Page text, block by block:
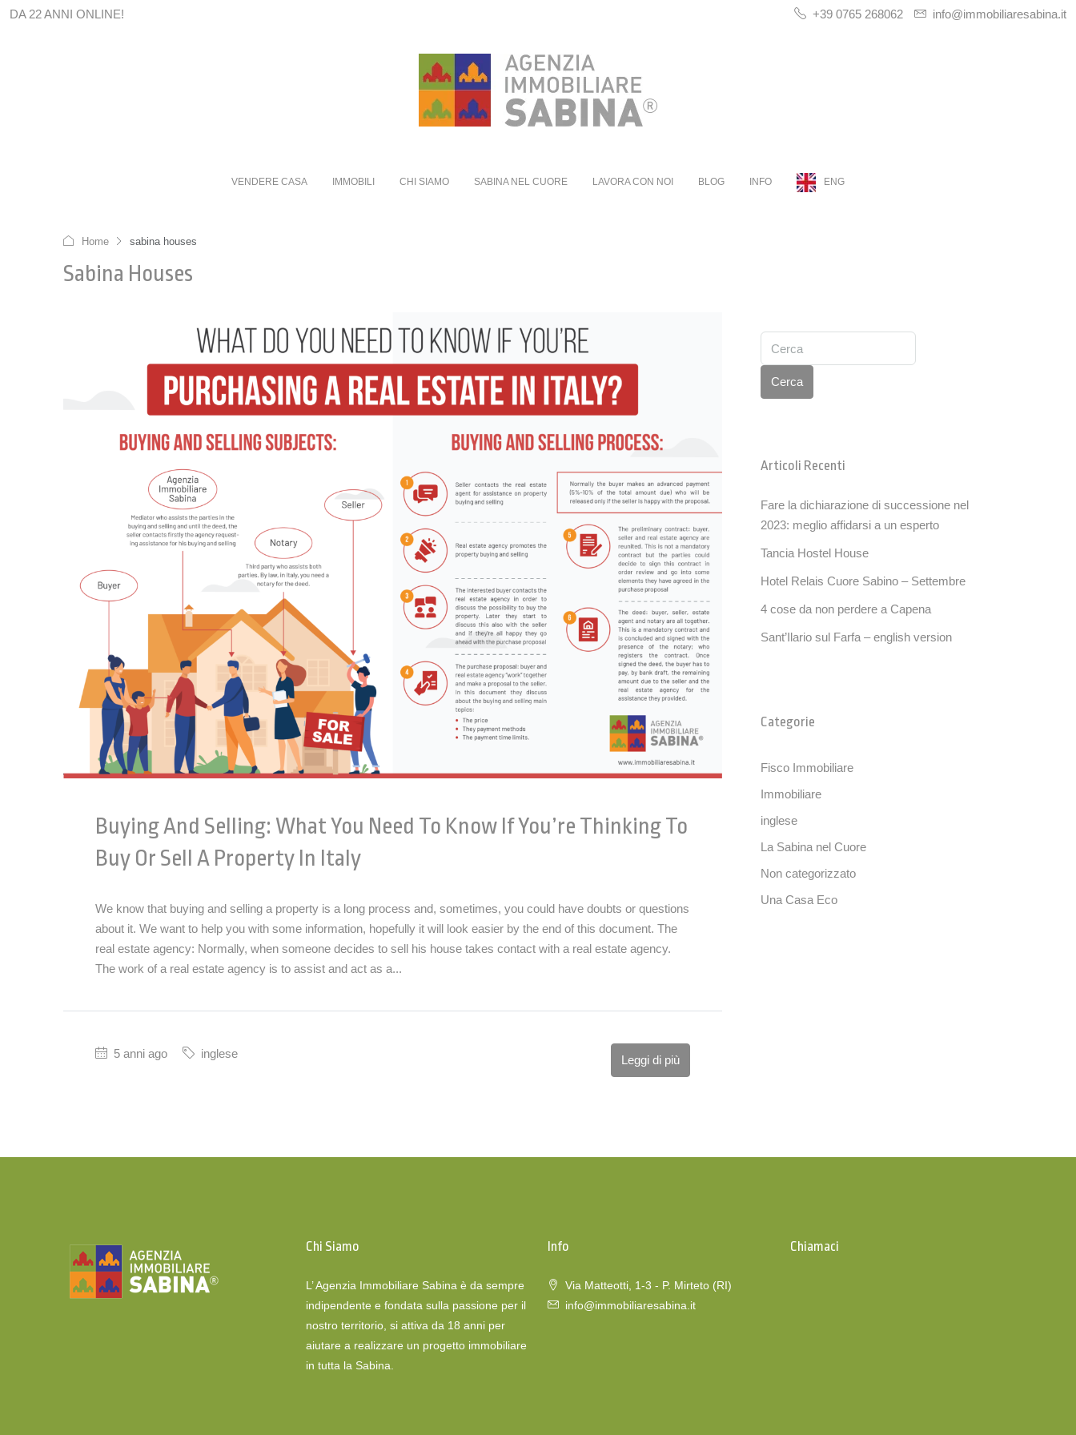
DA 22 ANNI ONLINE! +39 0765 268062 info@immobiliaresabina.it
VENDERE CASA IMMOBILI CHI SIAMO SABINA NEL CUORE LAVORA CON NOI BLOG INFO ENG
Home sabina houses
Sabina Houses
Buying And Selling: What You Need To Know If You’re Thinking To
Buy Or Sell A Property In Italy
We know that buying and selling a property is a long process and, sometimes, you could have doubts or questions
about it. We want to help you with some information, hopefully it will look easier by the end of this document. The
real estate agency: Normally, when someone decides to sell his house takes contact with a real estate agency.
The work of a real estate agency is to assist and act as a...
5 anni ago inglese Leggi di più
Cerca
Articoli Recenti
Fare la dichiarazione di successione nel
2023: meglio affidarsi a un esperto
Tancia Hostel House
Hotel Relais Cuore Sabino – Settembre
4 cose da non perdere a Capena
Sant’Ilario sul Farfa – english version
Categorie
Fisco Immobiliare
Immobiliare
inglese
La Sabina nel Cuore
Non categorizzato
Una Casa Eco
Chi Siamo
L’ Agenzia Immobiliare Sabina è da sempre
indipendente e fondata sulla passione per il
nostro territorio, si attiva da 18 anni per
aiutare a realizzare un progetto immobiliare
in tutta la Sabina.
Info
Via Matteotti, 1-3 - P. Mirteto (RI)
info@immobiliaresabina.it
Chiamaci